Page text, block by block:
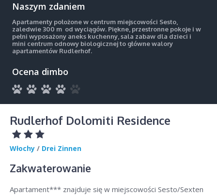
Naszym zdaniem
Apartamenty położone w centrum miejscowości Sesto,
zaledwie 300 m od wyciągów. Piękne, przestronne pokoje i w
pełni wyposażony aneks kuchenny, sala zabaw dla dzieci i
mini centrum odnowy biologicznej to główne walory
apartamentów Rudlerhof.
Ocena dimbo
Rudlerhof Dolomiti Residence
Włochy / Drei Zinnen
Zakwaterowanie
Apartament*** znajduje się w miejscowości Sesto/Sexten